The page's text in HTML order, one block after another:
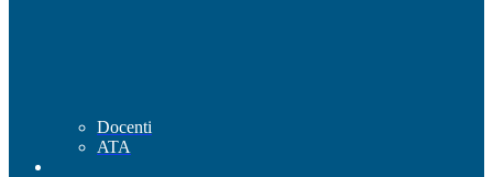
Docenti
ATA